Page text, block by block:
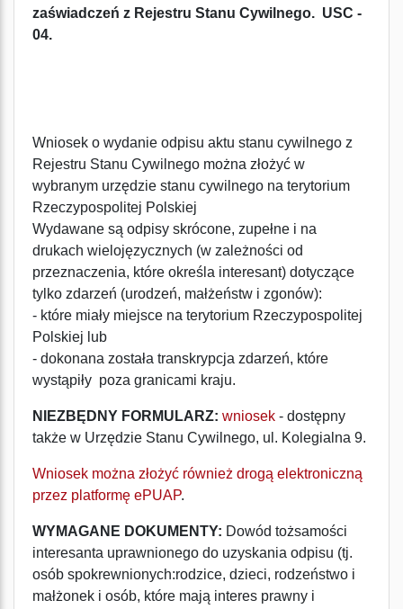
zaświadczeń z Rejestru Stanu Cywilnego. USC -
04.
Wniosek o wydanie odpisu aktu stanu cywilnego z
Rejestru Stanu Cywilnego można złożyć w
wybranym urzędzie stanu cywilnego na terytorium
Rzeczypospolitej Polskiej
Wydawane są odpisy skrócone, zupełne i na
drukach wielojęzycznych (w zależności od
przeznaczenia, które określa interesant) dotyczące
tylko zdarzeń (urodzeń, małżeństw i zgonów):
- które miały miejsce na terytorium Rzeczypospolitej
Polskiej lub
- dokonana została transkrypcja zdarzeń, które
wystąpiły poza granicami kraju.
NIEZBĘDNY FORMULARZ: wniosek - dostępny
także w Urzędzie Stanu Cywilnego, ul. Kolegialna 9.
Wniosek można złożyć również drogą elektroniczną
przez platformę ePUAP.
WYMAGANE DOKUMENTY: Dowód tożsamości
interesanta uprawnionego do uzyskania odpisu (tj.
osób spokrewnionych:rodzice, dzieci, rodzeństwo i
małżonek i osób, które mają interes prawny i